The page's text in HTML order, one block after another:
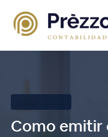
Como emitir